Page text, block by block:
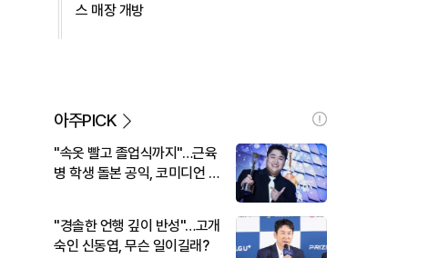
스 매장 개방
아주PICK
"속옷 빨고 졸업식까지"…근육
병 학생 돌본 공익, 코미디언 김
"경솔한 언행 깊이 반성"…고개
숙인 신동엽, 무슨 일이길래?